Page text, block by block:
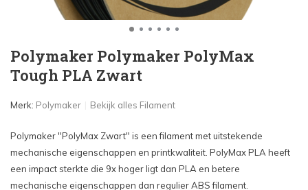
Polymaker Polymaker PolyMax
Tough PLA Zwart
Merk: Polymaker Bekijk alles Filament
Polymaker "PolyMax Zwart" is een filament met uitstekende
mechanische eigenschappen en printkwaliteit. PolyMax PLA heeft
een impact sterkte die 9x hoger ligt dan PLA en betere
mechanische eigenschappen dan regulier ABS filament.